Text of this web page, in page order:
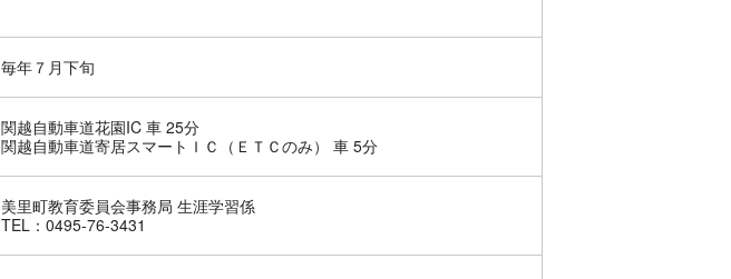
毎年７月下旬
関越自動車道花園IC 車 25分
関越自動車道寄居スマートＩＣ（ＥＴＣのみ） 車 5分
美里町教育委員会事務局 生涯学習係
TEL：0495-76-3431